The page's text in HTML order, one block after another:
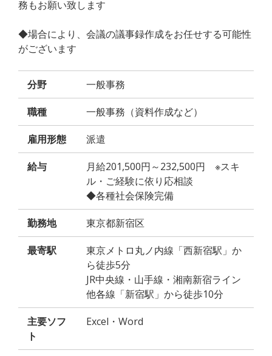
務もお願い致します
◆場合により、会議の議事録作成をお任せする可能性
がございます
分野 一般事務
職種 一般事務（資料作成など）
雇用形態 派遣
給与
月給201,500円～232,500円 ※スキ
ル・ご経験に依り応相談
◆各種社会保険完備
勤務地 東京都新宿区
最寄駅
東京メトロ丸ノ内線「西新宿駅」か
ら徒歩5分
JR中央線・山手線・湘南新宿ライン
他各線「新宿駅」から徒歩10分
主要ソフ
ト
Excel・Word